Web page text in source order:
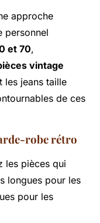
approche
personnel
et 70,
vintage
les jeans taille
de ces
robe rétro
les pièces qui
longues pour les
pour les